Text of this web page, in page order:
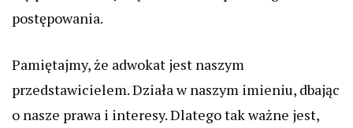
postępowania.
Pamiętajmy, że adwokat jest naszym
przedstawicielem. Działa w naszym imieniu, dbając
o nasze prawa i interesy. Dlatego tak ważne jest,